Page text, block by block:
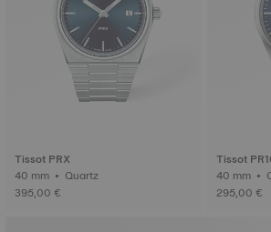
Tissot PRX
40 mm • Quartz
395,00 €
Tissot
295,00 €